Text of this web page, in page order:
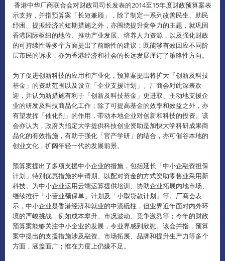
香港中华厂商联合会对财政司司长发表的2014至15年度财政预算案表
示支持，并指预算案「长短兼顾」，除了制定一系列改善民生、助民
纾困、提振经济的短期措施之外，亦围绕提升竞争力的主题，就巩固
香港国际枢纽的地位、推动产业发展、培养人力资源，以及强化财政
的可持续性等多个方面提出了前瞻性的建议；既能够有效回应不同阶
层市民的诉求，亦为香港经济和社会的长远发展厘订了策略性方向。
为了促进创新科技的应用和产业化，预算案提出将扩大「创新及科技
基金」的资助范围以及设立「企业支援计划」。厂商会对此深表欢
迎，并认为新措施有利于「创新及科技基金」更进取、主动地支援企
业的研发及科技商品化工作；除了可提高基金的效率和效益之外，亦
有望发挥「催化剂」的作用，带动本地企业对创新和科技的投资。该
会亦认为，政府为指定大学提供科技创业资助是加快大学科研成果商
品化的有效措施，有助于强化「官产学研」的结合，亦可催谷本地的
创业文化，扩阔年轻一代的发展前景。
预算案提出了多项支援中小企业的措施，包括延长「中小企融资担保
计划」特别优惠措施的申请期、以配对资金的方式资助零售业采用新
科技、为中小企业运用云端运算提供培训、协助企业拓展内地市场、
继续推行「小营业额保单」计划及「小型贷款计划」等。厂商会表
示，中小企业是香港经济和就业的中流砥柱，但业界近年面对内外环
境的严峻挑战，例如成本攀升、市况波动、竞争激烈等；今年的财政
预算案能够关注中小企业的发展，令业界感到欣慰。该会并指，预算
案中提出的支援措施涉及融资、市场拓展、品牌和提升生产力等多个
方面，涵盖面广；惟在力度上仍嫌不足。